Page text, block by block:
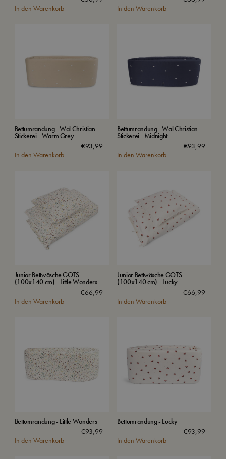
In den Warenkorb
In den Warenkorb
Bettumrandung - Wal Christian
Stickerei - Warm Grey
€93,99
In den Warenkorb
Bettumrandung - Wal Christian
Stickerei - Midnight
€93,99
In den Warenkorb
Junior Bettwäsche GOTS
(100x140 cm) - Little Wonders
€66,99
In den Warenkorb
Junior Bettwäsche GOTS
(100x140 cm) - Lucky
€66,99
In den Warenkorb
Bettumrandung - Little Wonders
€93,99
In den Warenkorb
Bettumrandung - Lucky
€93,99
In den Warenkorb